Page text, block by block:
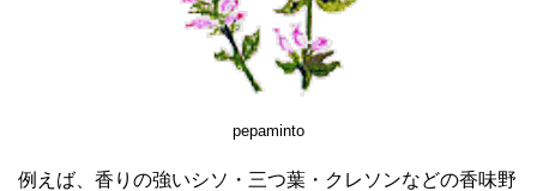
pepaminto
例えば、香りの強いシソ・三つ葉・クレソンなどの香味野